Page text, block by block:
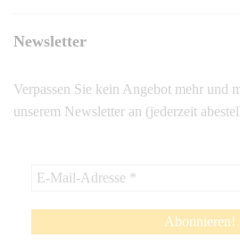
Newsletter
Verpassen Sie kein Angebot mehr und
unserem Newsletter an (jederzeit